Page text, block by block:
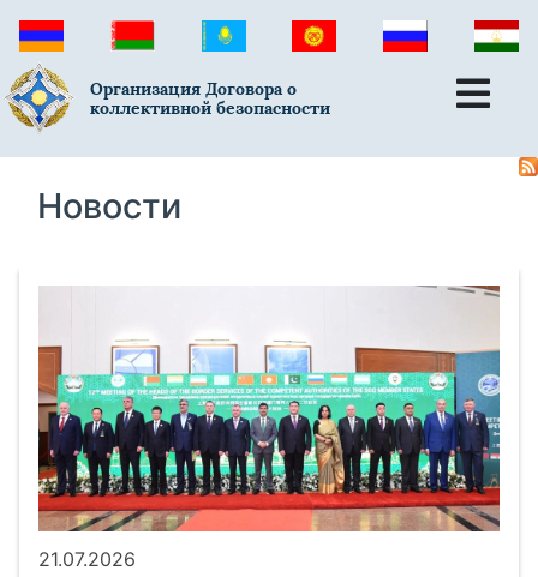
Организация Договора о
коллективной безопасности
Новости
21.07.2026